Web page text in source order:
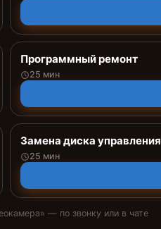
Программный ремонт
25 мин
Замена диска управления
25 мин
» — по звонку или в чате